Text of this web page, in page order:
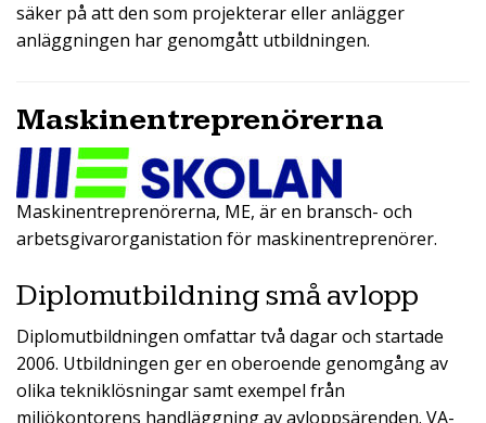
säker på att den som projekterar eller anlägger
anläggningen har genomgått utbildningen.
Maskinentreprenörerna
Maskinentreprenörerna, ME, är en bransch- och
arbetsgivarorganistation för maskinentreprenörer.
Diplomutbildning små avlopp
Diplomutbildningen omfattar två dagar och startade
2006. Utbildningen ger en oberoende genomgång av
olika tekniklösningar samt exempel från
miljökontorens handläggning av avloppsärenden. VA-